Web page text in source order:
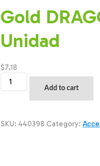
Gold
Unidad
$7,18
Para
Forma
Add to cart
SKU: 440398 Category: